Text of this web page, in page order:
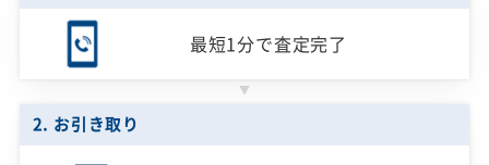
最短1分で査定完了
2. お引き取り